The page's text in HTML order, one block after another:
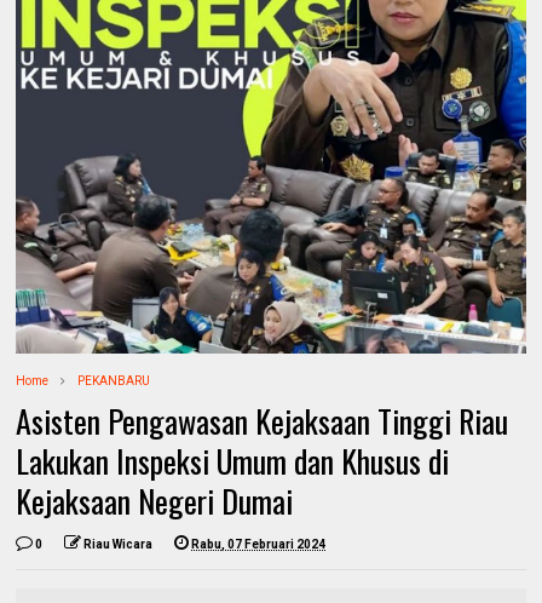
Home PEKANBARU
Asisten Pengawasan Kejaksaan Tinggi Riau
Lakukan Inspeksi Umum dan Khusus di
Kejaksaan Negeri Dumai
0 Riau Wicara Rabu, 07 Februari 2024